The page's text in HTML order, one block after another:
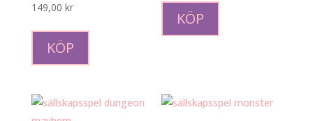
149,00 kr
KÖP
KÖP